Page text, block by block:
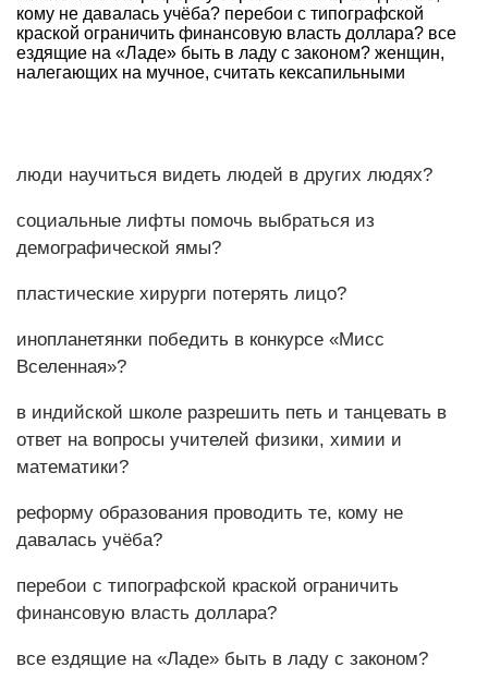
кому не давалась учёба? перебои с типографской
краской ограничить финансовую власть доллара? все
ездящие на «Ладе» быть в ладу с законом? женщин,
налегающих на мучное, считать кексапильными
люди научиться видеть людей в других людях?
социальные лифты помочь выбраться из
демографической ямы?
пластические хирурги потерять лицо?
инопланетянки победить в конкурсе «Мисс
Вселенная»?
в индийской школе разрешить петь и танцевать в
ответ на вопросы учителей физики, химии и
математики?
реформу образования проводить те, кому не
давалась учёба?
перебои с типографской краской ограничить
финансовую власть доллара?
все ездящие на «Ладе» быть в ладу с законом?